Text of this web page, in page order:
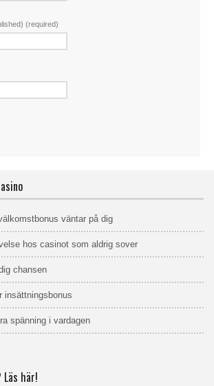
(required)
väntar på dig
hos casinot som aldrig sover
chansen
insättningsbonus
spänning i vardagen
Läs här!